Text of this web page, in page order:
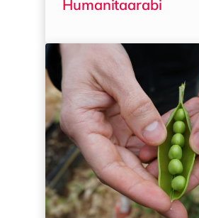
Humanitaarabi